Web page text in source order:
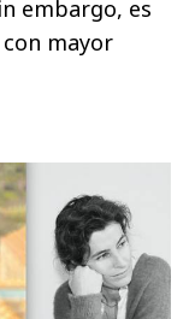
embargo, es
mayor